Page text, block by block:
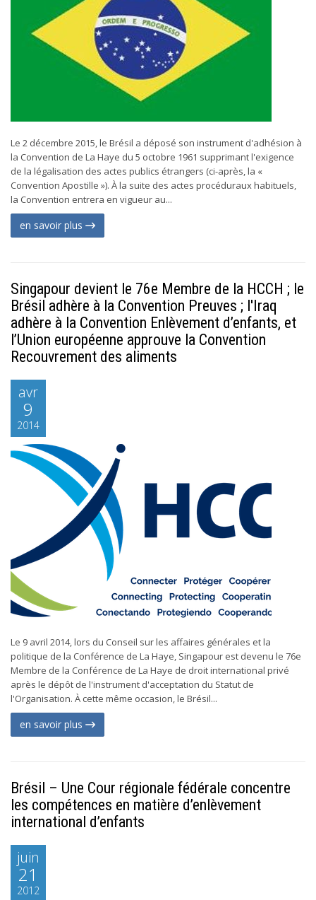
Le 2 décembre 2015, le Brésil a déposé son instrument d'adhésion à
la Convention de La Haye du 5 octobre 1961 supprimant l'exigence
de la légalisation des actes publics étrangers (ci-après, la «
Convention Apostille »). À la suite des actes procéduraux habituels,
la Convention entrera en vigueur au...
en savoir plus
Singapour devient le 76e Membre de la HCCH ; le
Brésil adhère à la Convention Preuves ; l'Iraq
adhère à la Convention Enlèvement d’enfants, et
l’Union européenne approuve la Convention
Recouvrement des aliments
avr
9
2014
Le 9 avril 2014, lors du Conseil sur les affaires générales et la
politique de la Conférence de La Haye, Singapour est devenu le 76e
Membre de la Conférence de La Haye de droit international privé
après le dépôt de l'instrument d'acceptation du Statut de
l'Organisation. À cette même occasion, le Brésil...
en savoir plus
Brésil – Une Cour régionale fédérale concentre
les compétences en matière d’enlèvement
international d’enfants
juin
21
2012